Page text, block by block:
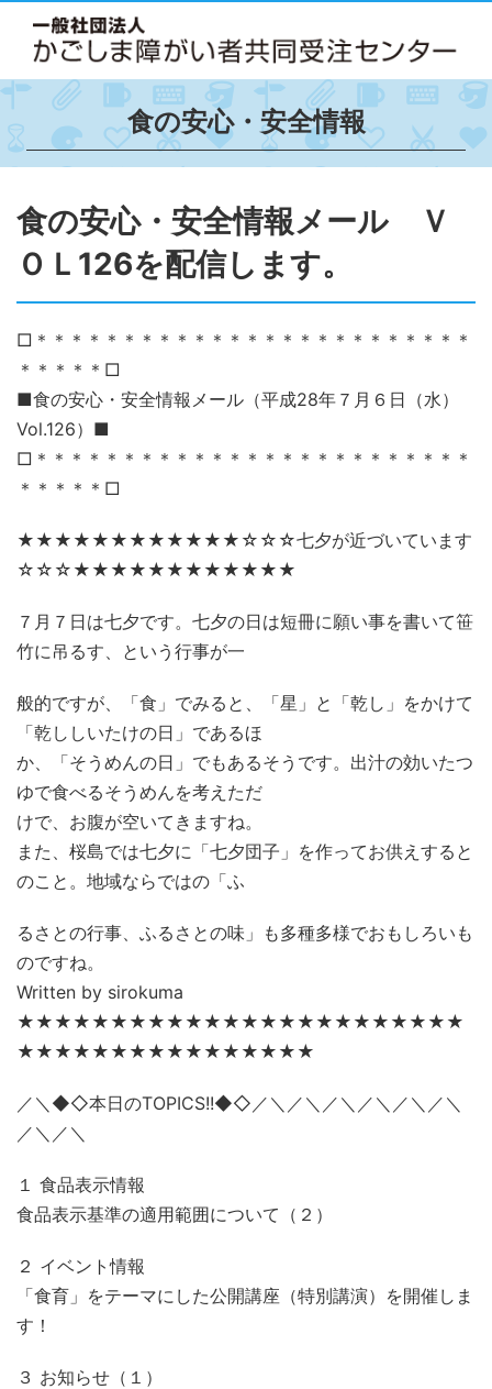
食の安心・安全情報
食の安心・安全情報メール Ｖ
ＯＬ126を配信します。
□＊＊＊＊＊＊＊＊＊＊＊＊＊＊＊＊＊＊＊＊＊＊＊＊＊
＊＊＊＊＊□
■食の安心・安全情報メール（平成28年７月６日（水）
Vol.126）■
□＊＊＊＊＊＊＊＊＊＊＊＊＊＊＊＊＊＊＊＊＊＊＊＊＊
＊＊＊＊＊□
★★★★★★★★★★★★☆☆☆七夕が近づいています
☆☆☆★★★★★★★★★★★★
７月７日は七夕です。七夕の日は短冊に願い事を書いて笹
竹に吊るす、という行事が一
般的ですが、「食」でみると、「星」と「乾し」をかけて
「乾ししいたけの日」であるほ
か、「そうめんの日」でもあるそうです。出汁の効いたつ
ゆで食べるそうめんを考えただ
けで、お腹が空いてきますね。
また、桜島では七夕に「七夕団子」を作ってお供えすると
のこと。地域ならではの「ふ
るさとの行事、ふるさとの味」も多種多様でおもしろいも
のですね。
Written by sirokuma
★★★★★★★★★★★★★★★★★★★★★★★★
★★★★★★★★★★★★★★★★
／＼◆◇本日のTOPICS!!◆◇／＼／＼／＼／＼／＼／＼
／＼／＼
１ 食品表示情報
食品表示基準の適用範囲について（２）
２ イベント情報
「食育」をテーマにした公開講座（特別講演）を開催しま
す！
３ お知らせ（１）